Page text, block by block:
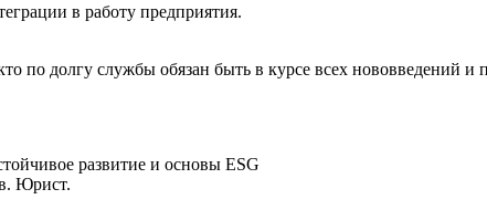
в работу предприятия.
долгу службы обязан быть в курсе всех нововведений и
развитие и основы ESG
Юрист.